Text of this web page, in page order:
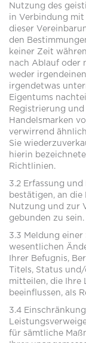
Nutzung des
in Verbindung
dieser
den
keiner Zeit
nach Ablauf oder
weder
irgendetwas
Eigentums
Registrierung
Handelsmarken
verwirrend
Sie
hierin
Richtlinien.
3.2 Erfassung
bestätigen, an die
Nutzung und zur
gebunden zu sein.
3.3 Meldung
wesentlichen
Ihrer Befugnis,
Titels, Status
mitteilen, die Ihre
beeinflussen, als
3.4
für sämtliche